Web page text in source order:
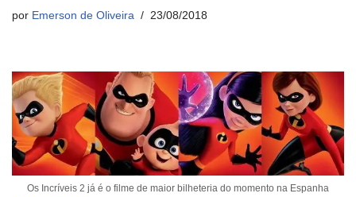
por Emerson de Oliveira 23/08/2018
Os Incríveis 2 já é o filme de maior bilheteria do momento na Espanha